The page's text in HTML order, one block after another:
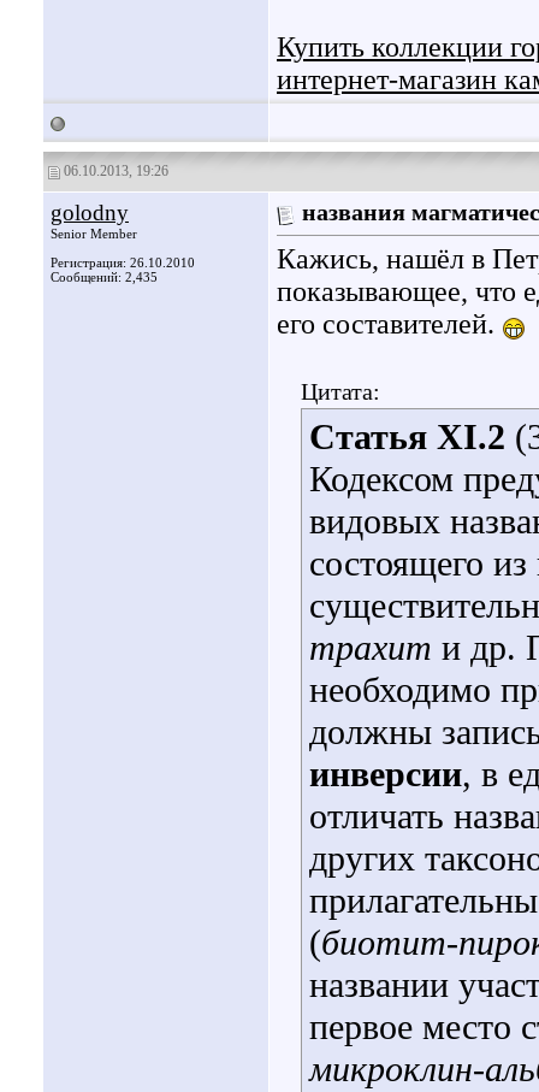
Купить коллекции
интернет-магазин
06.10.2013, 19:26
golodny
Senior Member
Регистрация: 26.10.2010
Сообщений: 2,435
названия
Кажись, нашёл в
показывающее, что
его составителей.
Цитата:
Статья XI.2
Кодексом
видовых
состоящего из
трахит и др.
необходимо
должны
инверсии, в
отличать
других
(биотит-
названии
первое место
микроклин-